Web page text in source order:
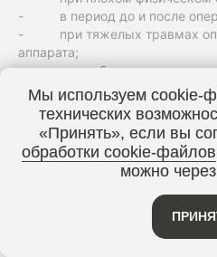
- в период до и после
- при тяжелых травмах
аппарата;
- при заболеваниях
- при варикозном
2.3. Исполнитель не несет
вреда жизни и здоровью
несовершеннолетних детей
вызваны действиями
числе игнорированием
инструкторов (тренеров)
2.4. Заказчику и его
подопечным) запрещено:
Мы используем cookie-
технических
«Принять», если вы
обработки cookie-файлов
можно